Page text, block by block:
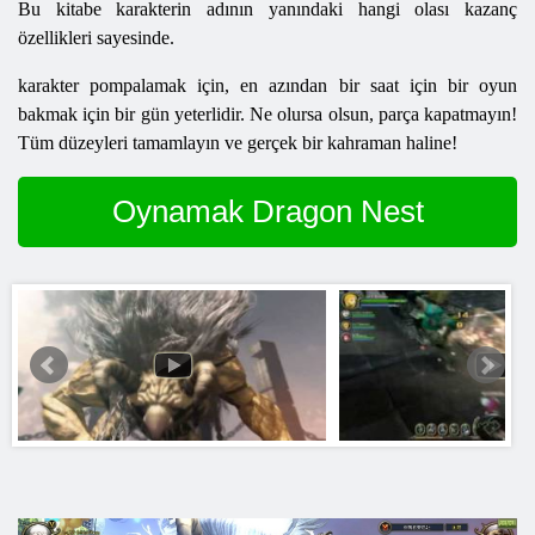
Bu kitabe karakterin adının yanındaki hangi olası kazanç
özellikleri sayesinde.
karakter pompalamak için, en azından bir saat için bir oyun
bakmak için bir gün yeterlidir. Ne olursa olsun, parça kapatmayın!
Tüm düzeyleri tamamlayın ve gerçek bir kahraman haline!
Oynamak Dragon Nest